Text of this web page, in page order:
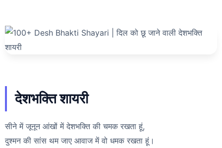
देशभक्ति शायरी
सीने में जूनून आंखों में देशभक्ति की चमक रखता हूं,
दुश्मन की सांस थम जाए आवाज में वो धमक रखता हूं।